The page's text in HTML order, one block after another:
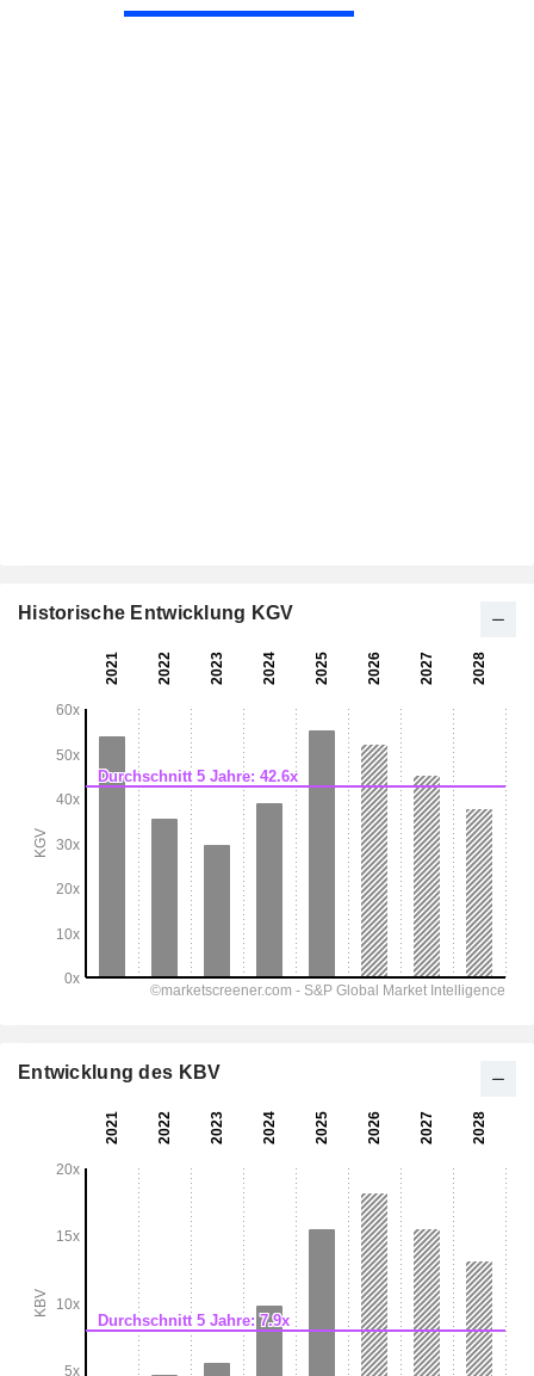
Historische Entwicklung KGV
Entwicklung des KBV